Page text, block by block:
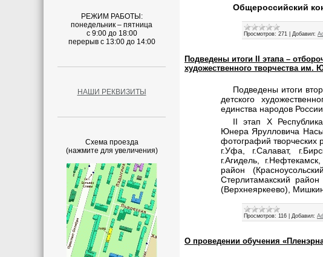
РЕЖИМ РАБОТЫ:
понедельник – пятница
с 9:00 до 18:00
перерыв с 13:00 до 14:00
НАШИ РЕКВИЗИТЫ
Схема проезда
(нажмите для увеличения)
Общероссийский
Просмотров: 271 Добавил:
Подведены итоги II этапа –
художественного творчества им.
Подведены итоги
детского
единства народов
II этап X
Юнера Ярулловича
фотографий творческих
г.Уфа, г.Салават,
г.Агидель,
район
Стерлитамакский
(Верхнеяркеево),
Просмотров: 116 Добавил:
О проведении обучения